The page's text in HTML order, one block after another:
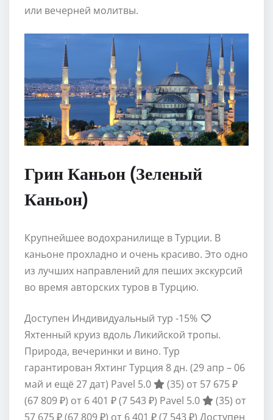
или вечерней молитвы.
Грин Каньон (Зеленый
Каньон)
Крупнейшее водохранилище в Турции. В
каньоне прохладно и очень красиво. Это одно
из лучших направлений для пеших экскурсий
во время авторских туров в Турцию.
Доступен Индивидуальный тур -15%
Яхтенный круиз вдоль Ликийской тропы.
Природа, вечеринки и вино. Тур
гарантирован Яхтинг Турция 8 дн. (29 апр – 06
май и ещё 27 дат) Pavel 5.0 (35) от 57 675 ₽
(67 809 ₽) от 6 401 ₽(7 543 ₽) Pavel 5.0 (35) от
57 675 ₽(67 809 ₽) от 6 401 ₽(7 543 ₽) Доступен